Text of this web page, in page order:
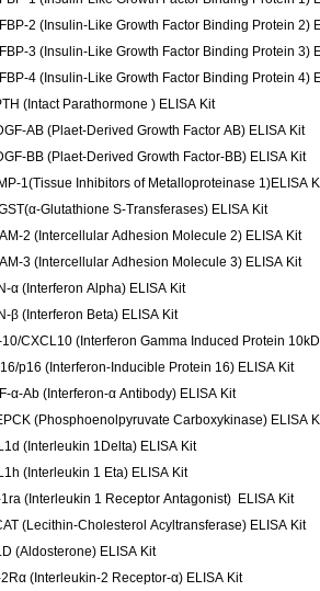
2 (Insulin-Like Growth Factor Binding Protein 2)
3 (Insulin-Like Growth Factor Binding Protein 3)
4 (Insulin-Like Growth Factor Binding Protein 4)
(Intact Parathormone ) ELISA Kit
AB (Plaet-Derived Growth Factor AB) ELISA Kit
BB (Plaet-Derived Growth Factor-BB) ELISA Kit
1(Tissue Inhibitors of Metalloproteinase 1)ELISA
Glutathione S-Transferases) ELISA Kit
2 (Intercellular Adhesion Molecule 2) ELISA Kit
3 (Intercellular Adhesion Molecule 3) ELISA Kit
α (Interferon Alpha) ELISA Kit
β (Interferon Beta) ELISA Kit
10/CXCL10 (Interferon Gamma Induced Protein
p16 (Interferon-Inducible Protein 16) ELISA Kit
α-Ab (Interferon-α Antibody) ELISA Kit
(Phosphoenolpyruvate Carboxykinase) ELISA
(Interleukin 1Delta) ELISA Kit
(Interleukin 1 Eta) ELISA Kit
1ra (Interleukin 1 Receptor Antagonist) ELISA Kit
(Lecithin-Cholesterol Acyltransferase) ELISA Kit
(Aldosterone) ELISA Kit
2Rα (Interleukin-2 Receptor-α) ELISA Kit